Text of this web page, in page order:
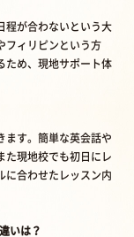
程が合わないという大
フィリピンという方
ため、現地サポート体
ます。簡単な英会話や
た現地校でも初日にレ
に合わせたレッスン内
いは？